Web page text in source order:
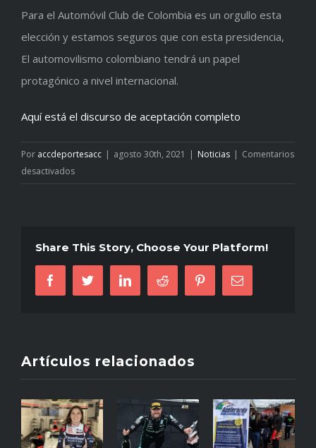
Para el Automóvil Club de Colombia es un orgullo esta
elección y estamos seguros que con esta presidencia,
El automovilismo colombiano tendrá un papel
protagónico a nivel internacional.
Aquí está el discurso de aceptación completo
Por accdeportesacc | agosto 30th, 2021 | Noticias | Comentarios
desactivadosen
Ricardo
de
REGIÓN
Share This Story, Choose Your Platform!
FacebookTwitterLinkedInReddit PinterestCorreo
Artículos relacionados